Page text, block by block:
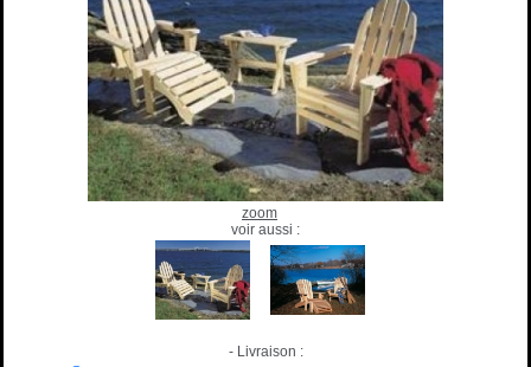
zoom
voir aussi :
- Livraison :